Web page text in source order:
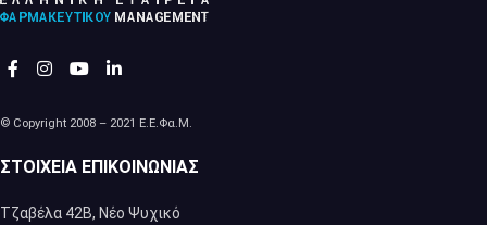
© Copyright 2008 – 2021 Ε.Ε.Φα.Μ.
ΣΤΟΙΧΕΊΑ ΕΠΙΚΟΙΝΩΝΊΑΣ
Τζαβέλα 42Β, Νέο Ψυχικό